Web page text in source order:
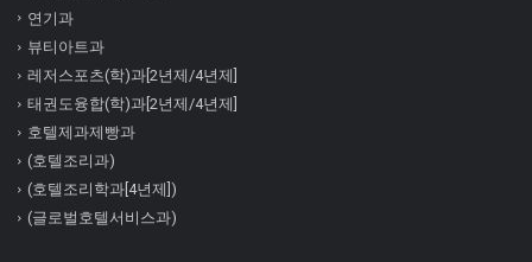
연기과
뷰티아트과
레저스포츠(학)과[2년제/4년제]
태권도융합(학)과[2년제/4년제]
호텔제과제빵과
(호텔조리과)
(호텔조리학과[4년제])
(글로벌호텔서비스과)